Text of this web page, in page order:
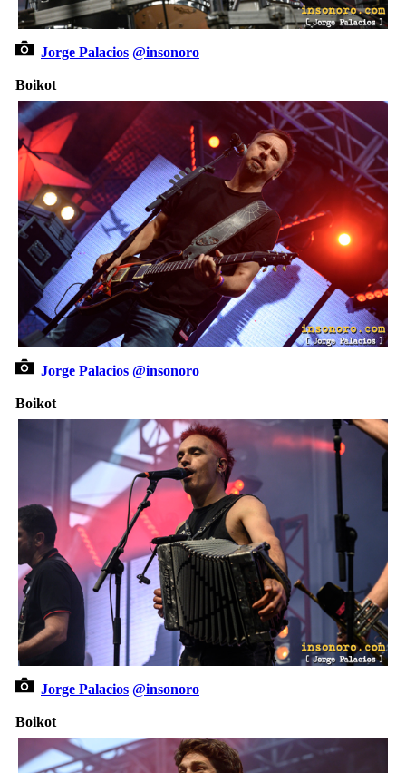
Jorge Palacios @insonoro
Boikot
Jorge Palacios @insonoro
Boikot
Jorge Palacios @insonoro
Boikot